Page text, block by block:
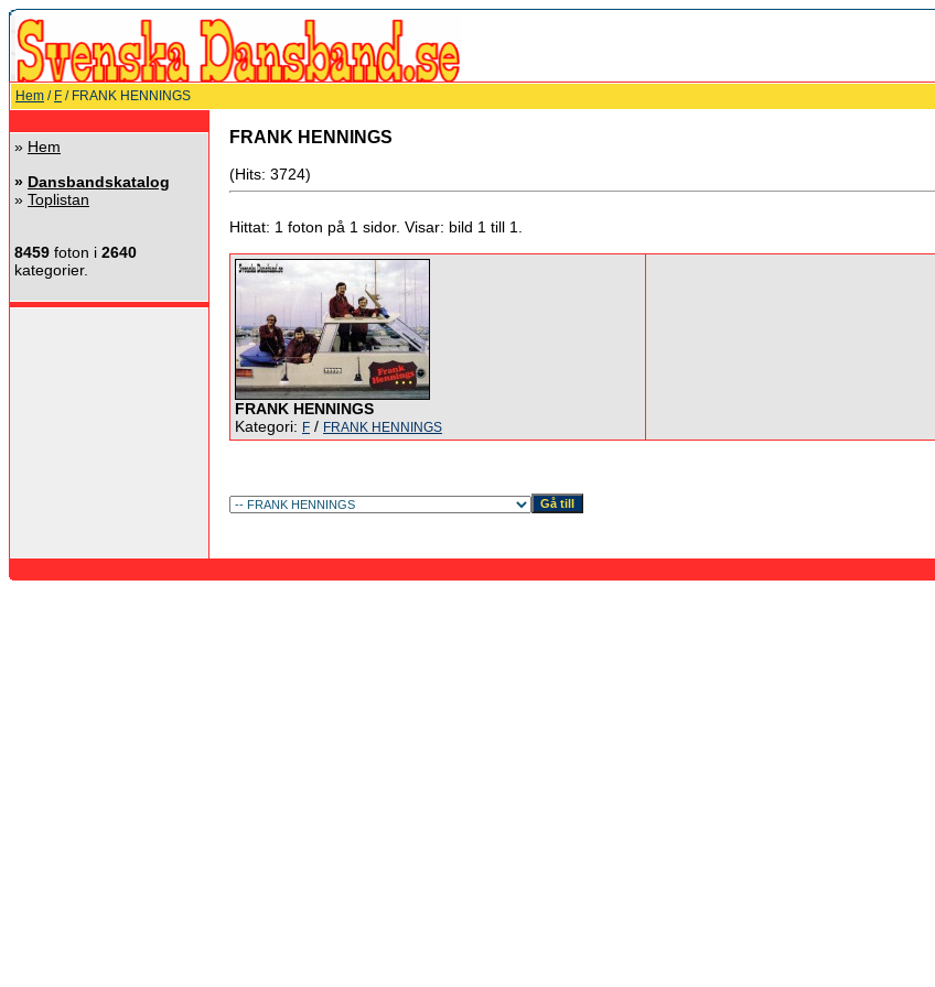
Hem / F / FRANK HENNINGS
» Hem
» Dansbandskatalog
» Toplistan
8459 foton i 2640
kategorier.
FRANK HENNINGS
(Hits: 3724)
Hittat: 1 foton på 1 sidor. Visar: bild 1 till 1.
FRANK HENNINGS
Kategori: F / FRANK HENNINGS